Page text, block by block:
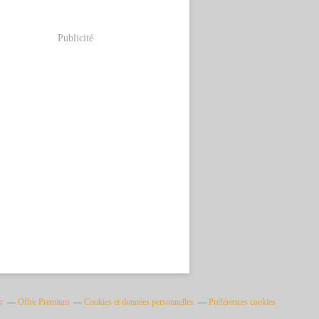
Publicité
Offre Premium Cookies et données personnelles Préférences cookies